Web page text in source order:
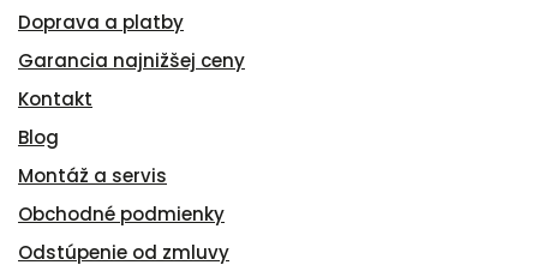
Doprava a platby
Garancia najnižšej ceny
Kontakt
Blog
Montáž a servis
Obchodné podmienky
Odstúpenie od zmluvy